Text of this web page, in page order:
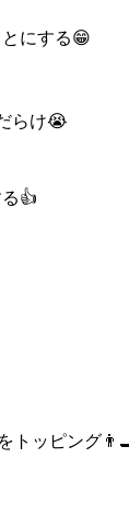
にする😁
らけ😭
👍
トッピング